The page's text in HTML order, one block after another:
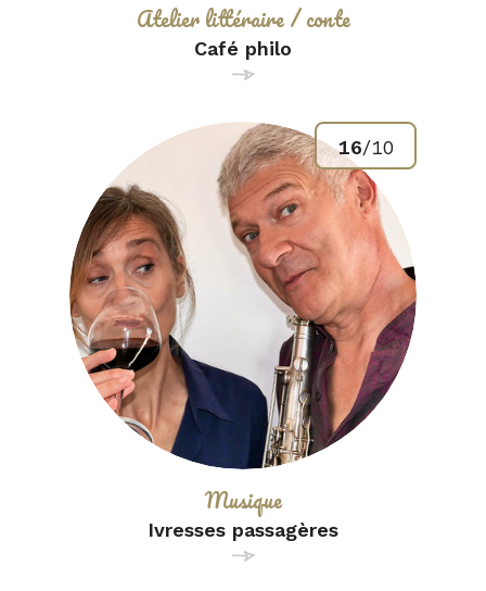
Café philo
Catégorie :
Atelier littéraire / conte
Ivresses passagères
Catégorie :
Musique
16/10